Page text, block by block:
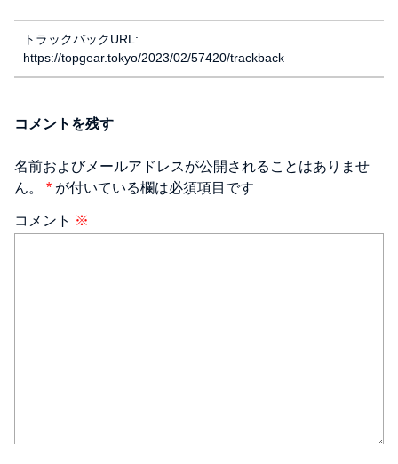
トラックバックURL:
https://topgear.tokyo/2023/02/57420/trackback
コメントを残す
名前およびメールアドレスが公開されることはありませ
ん。 * が付いている欄は必須項目です
コメント ※